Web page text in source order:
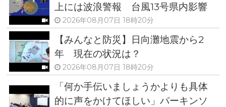
上には波浪警報 台風13号県内影響
2026年08月07日 18時20分
【みんなと防災】日向灘地震から2
年 現在の状況は？
2026年08月07日 18時20分
「何か手伝いましょうかよりも具体
的に声をかけてほしい」パーキンソ